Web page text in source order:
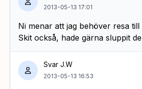
2013-05-13 17:01
Ni menar att jag behöver resa
Skit också, hade gärna sluppit
Svar J.W
2013-05-13 16:53